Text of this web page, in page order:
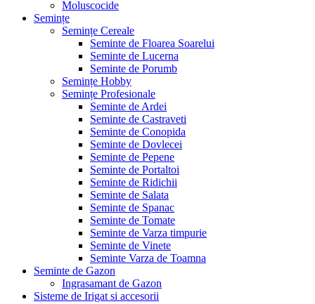
Moluscocide
Semințe
Semințe Cereale
Seminte de Floarea Soarelui
Seminte de Lucerna
Seminte de Porumb
Semințe Hobby
Semințe Profesionale
Seminte de Ardei
Seminte de Castraveti
Seminte de Conopida
Seminte de Dovlecei
Seminte de Pepene
Seminte de Portaltoi
Seminte de Ridichii
Seminte de Salata
Seminte de Spanac
Seminte de Tomate
Seminte de Varza timpurie
Seminte de Vinete
Seminte Varza de Toamna
Seminte de Gazon
Ingrasamant de Gazon
Sisteme de Irigat si accesorii